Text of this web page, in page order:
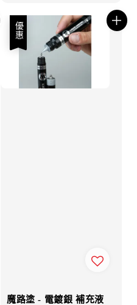
優惠
魔路塗 - 電鍍銀 補充液